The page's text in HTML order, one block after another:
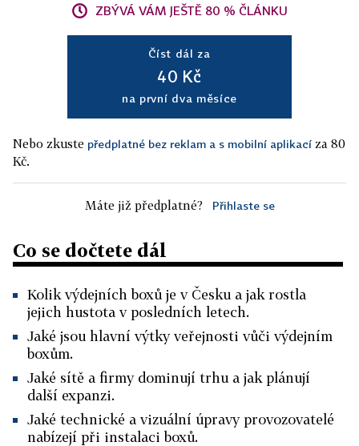
ZBÝVÁ VÁM JEŠTĚ 80 % ČLÁNKU
Číst dál za
40 Kč
na první dva měsíce
Nebo zkuste předplatné bez reklam a s mobilní aplikací za 80
Kč.
Máte již předplatné? Přihlaste se
Co se dočtete dál
Kolik výdejních boxů je v Česku a jak rostla
jejich hustota v posledních letech.
Jaké jsou hlavní výtky veřejnosti vůči výdejním
boxům.
Jaké sítě a firmy dominují trhu a jak plánují
další expanzi.
Jaké technické a vizuální úpravy provozovatelé
nabízejí při instalaci boxů.